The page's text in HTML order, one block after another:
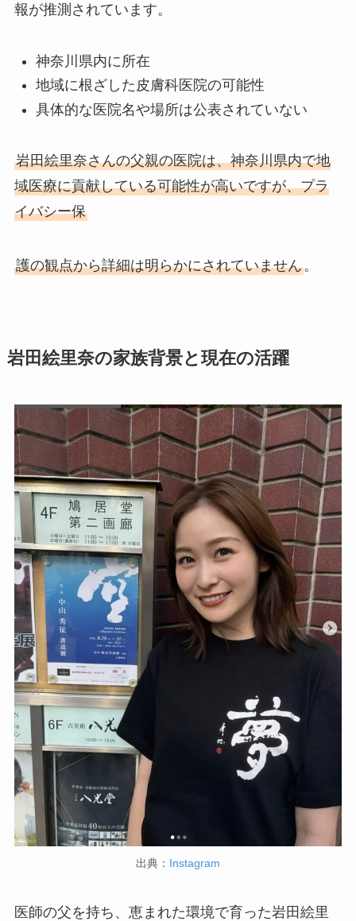
報が推測されています。
神奈川県内に所在
地域に根ざした皮膚科医院の可能性
具体的な医院名や場所は公表されていない
岩田絵里奈さんの父親の医院は、神奈川県内で地
域医療に貢献している可能性が高いですが、プラ
イバシー保
護の観点から詳細は明らかにされていません。
岩田絵里奈の家族背景と現在の活躍
出典： Instagram
医師の父を持ち、恵まれた環境で育った岩田絵里